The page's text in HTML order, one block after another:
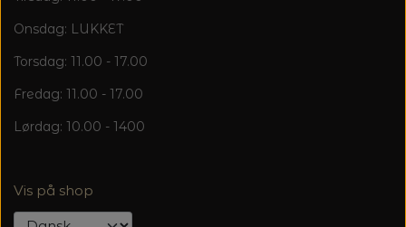
Onsdag: LUKKET
Torsdag: 11.00 - 17.00
Fredag: 11.00 - 17.00
Lørdag: 10.00 - 1400
Vis på shop